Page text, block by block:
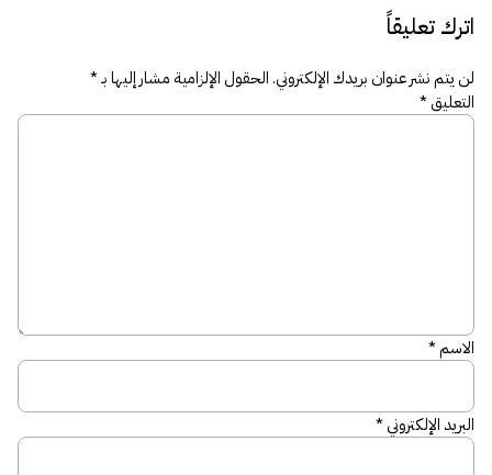
اترك تعليقاً
لن يتم نشر عنوان بريدك الإلكتروني.الحقول الإلزامية مشار إليها بـ*
التعليق*
الاسم*
البريد الإلكتروني*